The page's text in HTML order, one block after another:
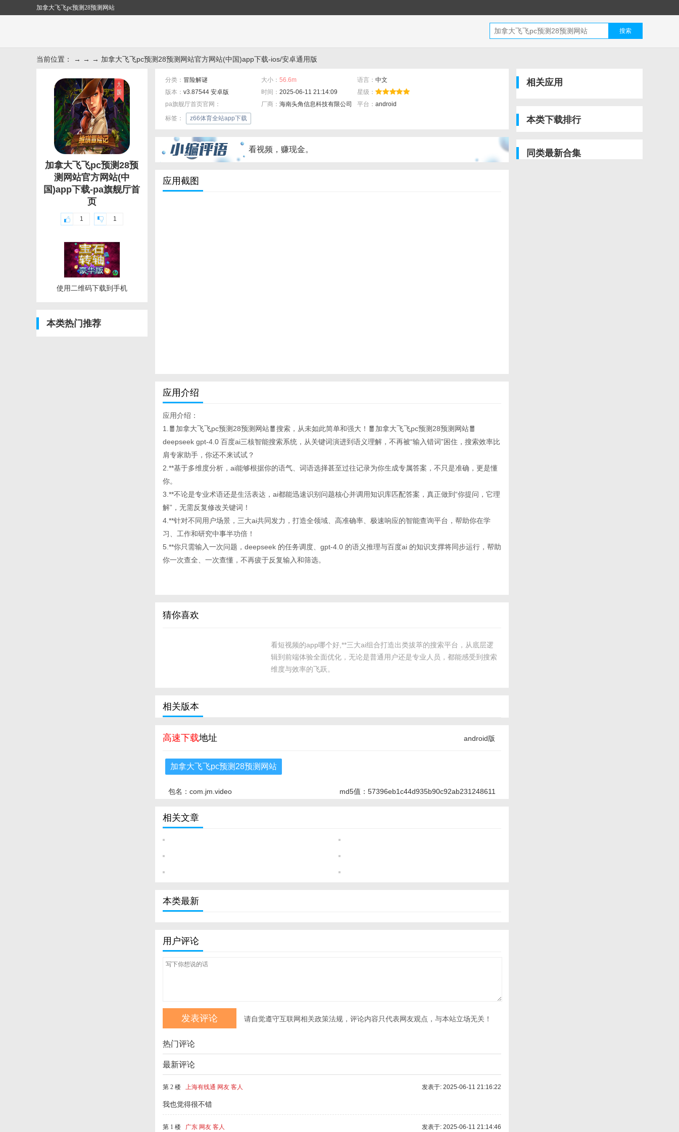
加拿大飞飞pc预测28预测网站
搜索
当前位置： → → → 加拿大飞飞pc预测28预测网站官方网站(中国)app下载-ios/安卓通用版
加拿大飞飞pc预测28预
测网站官方网站(中
国)app下载-pa旗舰厅首
页
1 1
使用二维码下载到手机
本类热门推荐
分类： 冒险解谜 大小： 56.6m 语言： 中文
版本： v3.87544 安卓版 时间： 2025-06-11 21:14:09
星级：
pa旗舰厅首页官网：
厂商： 海南头角信息科技有限公司 平台： android
标签：
z66体育全站app下载
看视频，赚现金。
应用截图
应用介绍
应用介绍：
1.🧧加拿大飞飞pc预测28预测网站🧧搜索，从未如此简单和强大！🧧加拿大飞飞pc预测28预测网站🧧
deepseek gpt-4.0 百度ai三核智能搜索系统，从关键词演进到语义理解，不再被“输入错词”困住，搜索效率比
肩专家助手，你还不来试试？
2.**基于多维度分析，ai能够根据你的语气、词语选择甚至过往记录为你生成专属答案，不只是准确，更是懂
你。
3.**不论是专业术语还是生活表达，ai都能迅速识别问题核心并调用知识库匹配答案，真正做到“你提问，它理
解”，无需反复修改关键词！
4.**针对不同用户场景，三大ai共同发力，打造全领域、高准确率、极速响应的智能查询平台，帮助你在学
习、工作和研究中事半功倍！
5.**你只需输入一次问题，deepseek 的任务调度、gpt-4.0 的语义推理与百度ai 的知识支撑将同步运行，帮助
你一次查全、一次查懂，不再疲于反复输入和筛选。
猜你喜欢
看短视频的app哪个好,**三大ai组合打造出类拔萃的搜索平台，从底层逻
辑到前端体验全面优化，无论是普通用户还是专业人员，都能感受到搜索
维度与效率的飞跃。
相关版本
高速下载地址 android版
加拿大飞飞pc预测28预测网站
包名：com.jm.video md5值：57396eb1c44d935b90c92ab231248611
相关文章
本类最新
用户评论
请自觉遵守互联网相关政策法规，评论内容只代表网友观点，与本站立场无关！
热门评论
最新评论
第 2 楼 上海有线通 网友 客人 发表于: 2025-06-11 21:16:22
我也觉得很不错
第 1 楼 广东 网友 客人 发表于: 2025-06-11 21:14:46
相关应用
本类下载排行
同类最新合集